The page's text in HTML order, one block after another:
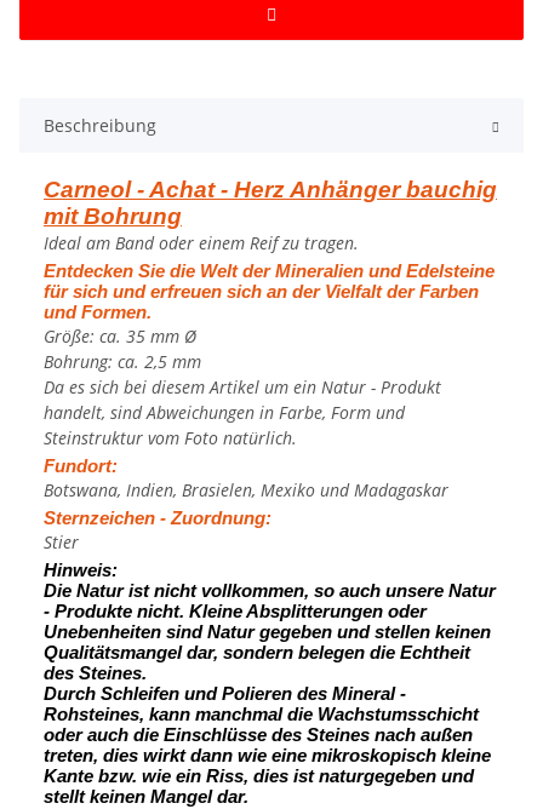
Beschreibung
Carneol - Achat - Herz Anhänger bauchig
mit Bohrung
Ideal am Band oder einem Reif zu tragen.
Entdecken Sie die Welt der Mineralien und Edelsteine
für sich und erfreuen sich an der Vielfalt der Farben
und Formen.
Größe: ca. 35 mm Ø
Bohrung: ca. 2,5 mm
Da es sich bei diesem Artikel um ein Natur - Produkt
handelt, sind Abweichungen in Farbe, Form und
Steinstruktur vom Foto natürlich.
Fundort:
Botswana, Indien, Brasielen, Mexiko und Madagaskar
Sternzeichen - Zuordnung:
Stier
Hinweis:
Die Natur ist nicht vollkommen, so auch unsere Natur
- Produkte nicht. Kleine Absplitterungen oder
Unebenheiten sind Natur gegeben und stellen keinen
Qualitätsmangel dar, sondern belegen die Echtheit
des Steines.
Durch Schleifen und Polieren des Mineral -
Rohsteines, kann manchmal die Wachstumsschicht
oder auch die Einschlüsse des Steines nach außen
treten, dies wirkt dann wie eine mikroskopisch kleine
Kante bzw. wie ein Riss, dies ist naturgegeben und
stellt keinen Mangel dar.